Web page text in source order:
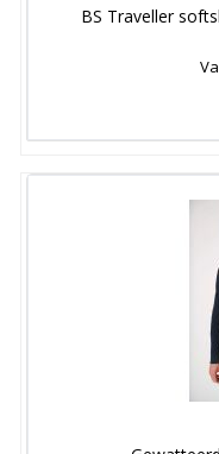
BS Traveller